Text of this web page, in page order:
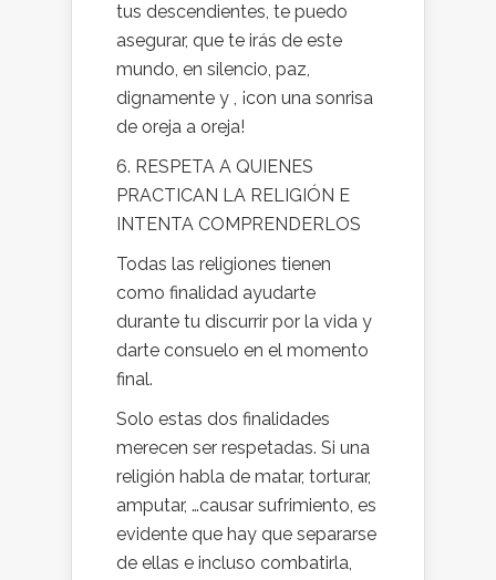
tus descendientes, te puedo
asegurar, que te irás de este
mundo, en silencio, paz,
dignamente y , ¡con una sonrisa
de oreja a oreja!
6. RESPETA A QUIENES
PRACTICAN LA RELIGIÓN E
INTENTA COMPRENDERLOS
Todas las religiones tienen
como finalidad ayudarte
durante tu discurrir por la vida y
darte consuelo en el momento
final.
Solo estas dos finalidades
merecen ser respetadas. Si una
religión habla de matar, torturar,
amputar, …causar sufrimiento, es
evidente que hay que separarse
de ellas e incluso combatirla,